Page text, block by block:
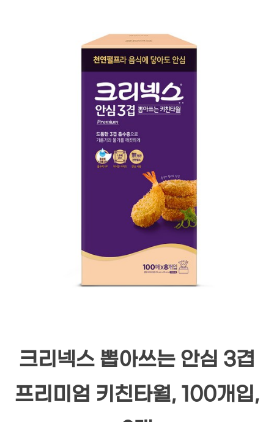
크리넥스 뽑아쓰는 안심 3겹
프리미엄 키친타월, 100개입,